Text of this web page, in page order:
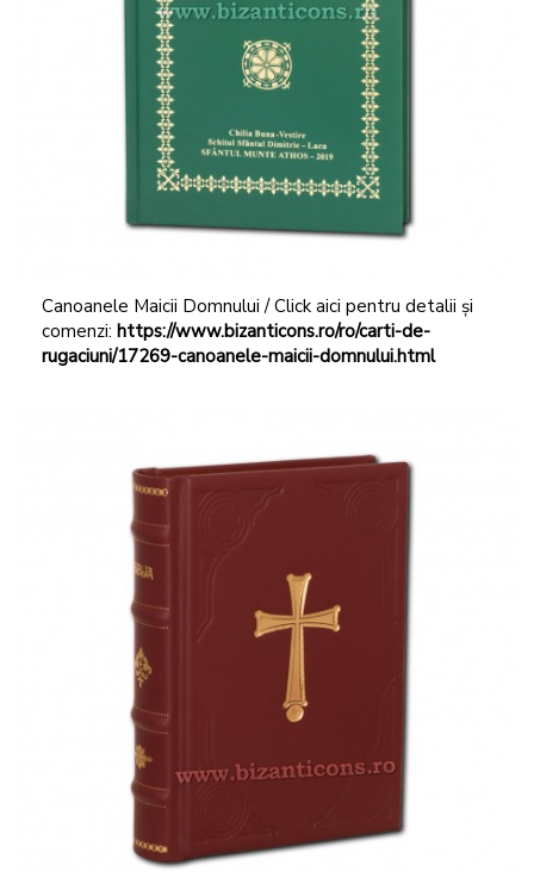
Canoanele Maicii Domnului / Click aici pentru detalii și
comenzi: https://www.bizanticons.ro/ro/carti-de-
rugaciuni/17269-canoanele-maicii-domnului.html